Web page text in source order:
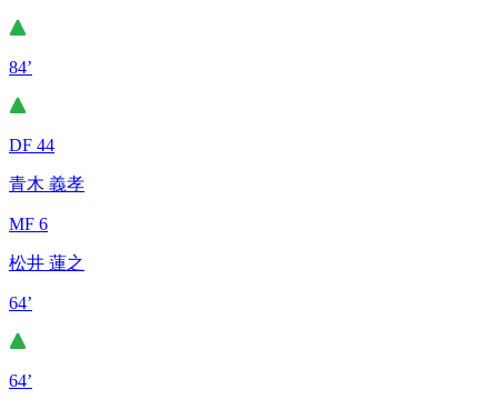
84’
DF 44
青木 義孝
MF 6
松井 蓮之
64’
64’